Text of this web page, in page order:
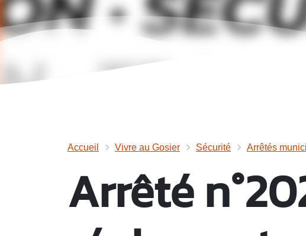
Accueil Vivre au Gosier Sécurité Arrêtés
Arrêté